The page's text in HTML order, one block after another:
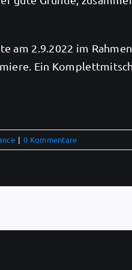
am 2.9.2022 im
Ein
| 0 Kommentare